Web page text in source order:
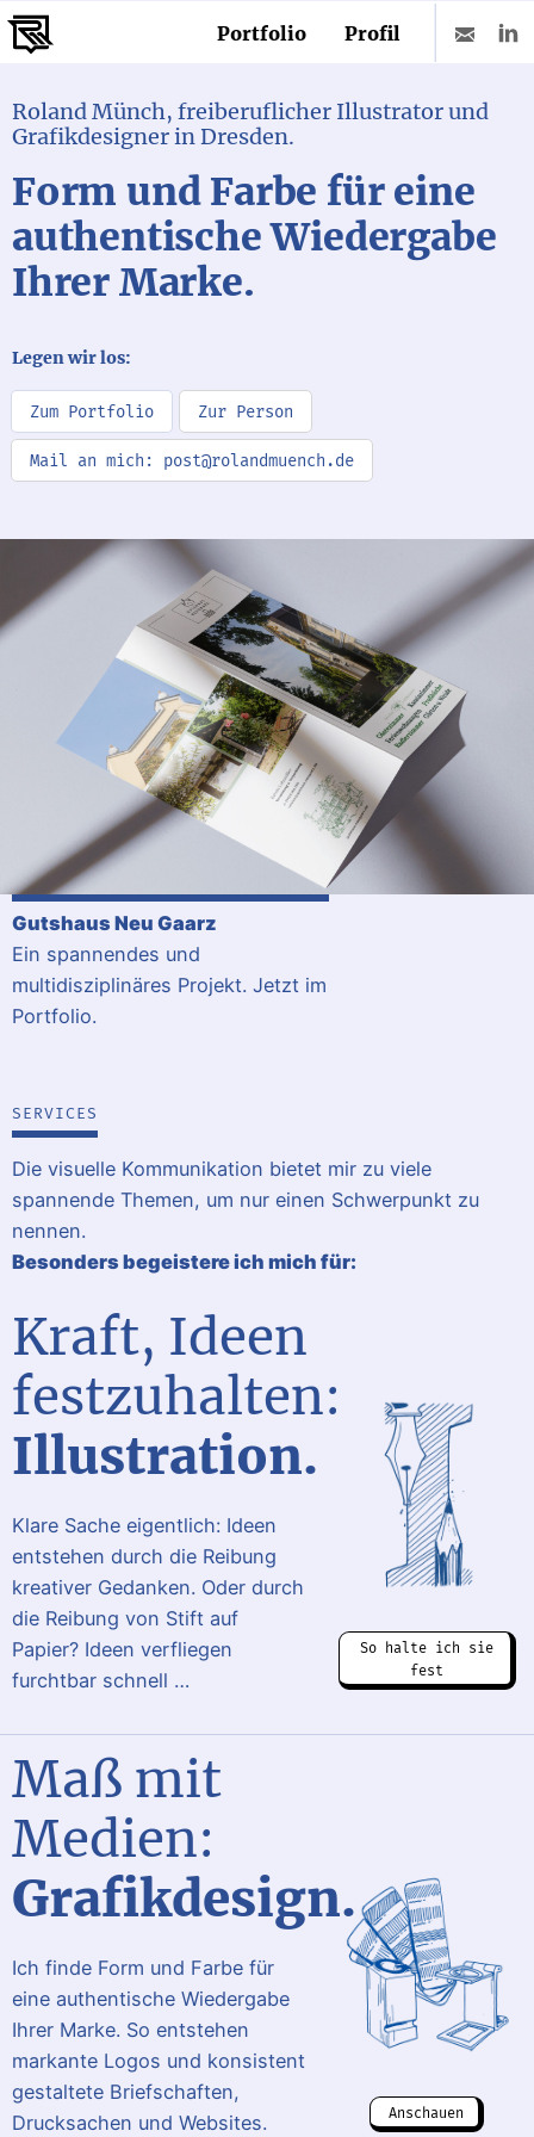
Portfolio Profil
Roland Münch, frei­beruflicher Illustrator und
Grafik­designer in Dresden.
Form und Farbe für eine
authen­tische Wieder­­gabe
Ihrer Marke.
Legen wir los:
Zum Portfolio Zur Person
Mail an mich: post@rolandmuench.de
Gutshaus Neu Gaarz
Ein spannendes und
multidisziplinäres Projekt. Jetzt im
Portfolio.
SERVICES
Die visuelle Kommunikation bietet mir zu viele
spannende Themen, um nur einen Schwerpunkt zu
nennen.
Besonders begeistere ich mich für:
Kraft, Ideen
festzuhalten:
Illustration.
Klare Sache eigentlich: Ideen
entstehen durch die Reibung
kreativer Gedanken. Oder durch
die Reibung von Stift auf
Papier? Ideen verfliegen
furchtbar schnell …
So halte ich sie
fest
Maß mit
Medien:
Grafikdesign.
Ich finde Form und Farbe für
eine authentische Wiedergabe
Ihrer Marke. So entstehen
markante Logos und konsistent
gestaltete Briefschaften,
Drucksachen und Websites.
Anschauen